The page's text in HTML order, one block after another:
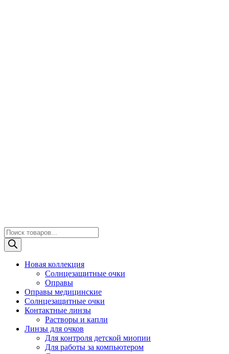
Поиск
товаров
Новая коллекция
Солнцезащитные очки
Оправы
Оправы медицинские
Солнцезащитные очки
Контактные линзы
Растворы и капли
Линзы для очков
Для контроля детской миопии
Для работы за компьютером